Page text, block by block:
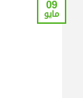
09
مايو